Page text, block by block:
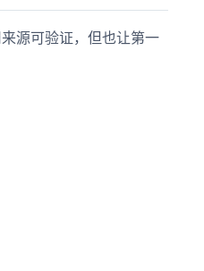
源可验证，但也让第一